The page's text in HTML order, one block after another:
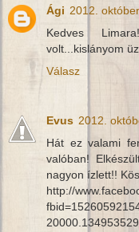
Ági 2012.
Kedves
volt...kislányom
Válasz
Evus 2012.
Hát ez valami
valóban!
nagyon ízlett!!
http://